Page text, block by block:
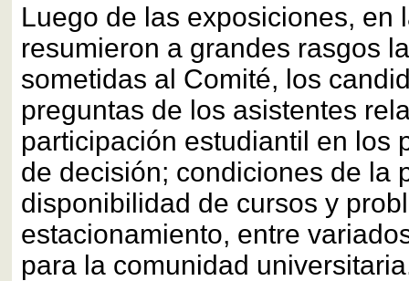
Luego de las exposiciones, en
resumieron a grandes rasgos
sometidas al Comité, los
preguntas de los asistentes
participación estudiantil en los
de decisión; condiciones de la
disponibilidad de cursos y
estacionamiento, entre
para la comunidad